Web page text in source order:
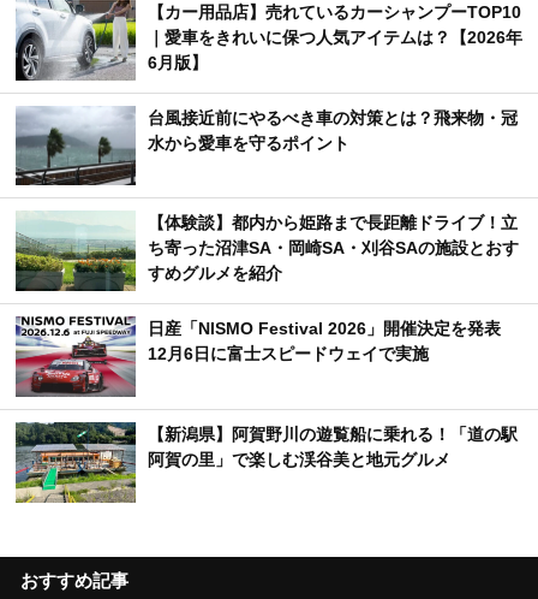
【カー用品店】売れているカーシャンプーTOP10
｜愛車をきれいに保つ人気アイテムは？【2026年
6月版】
台風接近前にやるべき車の対策とは？飛来物・冠
水から愛車を守るポイント
【体験談】都内から姫路まで長距離ドライブ！立
ち寄った沼津SA・岡崎SA・刈谷SAの施設とおす
すめグルメを紹介
日産「NISMO Festival 2026」開催決定を発表
12月6日に富士スピードウェイで実施
【新潟県】阿賀野川の遊覧船に乗れる！「道の駅
阿賀の里」で楽しむ渓谷美と地元グルメ
おすすめ記事